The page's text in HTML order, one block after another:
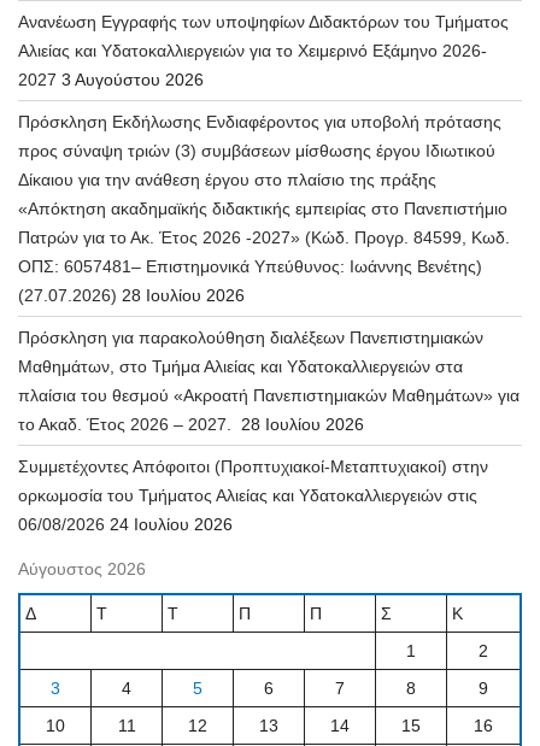
Ανανέωση Εγγραφής των υποψηφίων Διδακτόρων του Τμήματος
Αλιείας και Υδατοκαλλιεργειών για το Χειμερινό Εξάμηνο 2026-
2027 3 Αυγούστου 2026
Πρόσκληση Εκδήλωσης Ενδιαφέροντος για υποβολή πρότασης
προς σύναψη τριών (3) συμβάσεων μίσθωσης έργου Ιδιωτικού
Δίκαιου για την ανάθεση έργου στο πλαίσιο της πράξης
«Απόκτηση ακαδημαϊκής διδακτικής εμπειρίας στο Πανεπιστήμιο
Πατρών για το Ακ. Έτος 2026 -2027» (Κώδ. Προγρ. 84599, Κωδ.
ΟΠΣ: 6057481– Επιστημονικά Υπεύθυνος: Ιωάννης Βενέτης)
(27.07.2026) 28 Ιουλίου 2026
Πρόσκληση για παρακολούθηση διαλέξεων Πανεπιστημιακών
Μαθημάτων, στο Τμήμα Αλιείας και Υδατοκαλλιεργειών στα
πλαίσια του θεσμού «Ακροατή Πανεπιστημιακών Μαθημάτων» για
το Ακαδ. Έτος 2026 – 2027.
28 Ιουλίου 2026
Συμμετέχοντες Απόφοιτοι (Προπτυχιακοί-Μεταπτυχιακοί) στην
ορκωμοσία του Τμήματος Αλιείας και Υδατοκαλλιεργειών στις
06/08/2026 24 Ιουλίου 2026
Αύγουστος 2026
Δ Τ Τ Π Π Σ
Κ
1
2
3
4 5 6 7 8
9
10
11 12 13 14 15
16